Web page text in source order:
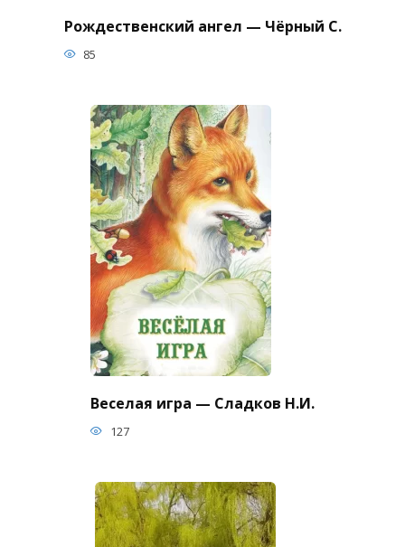
Рождественский ангел — Чёрный С.
85
Веселая игра — Сладков Н.И.
127